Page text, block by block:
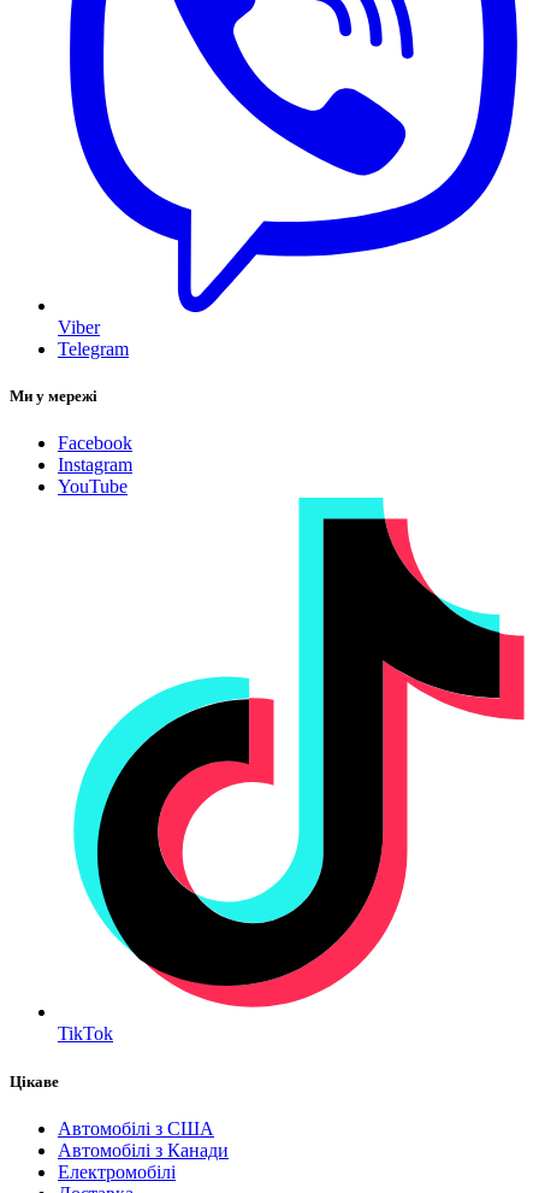
Viber
Telegram
Ми у мережі
Facebook
Instagram
YouTube
TikTok
Цікаве
Автомобілі з США
Автомобілі з Канади
Електромобілі